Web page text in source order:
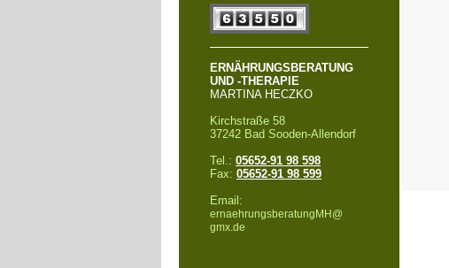
ERNÄHRUNGSBERATUNG
UND -THERAPIE
MARTINA HECZKO
Kirchstraße 58
37242 Bad Sooden-Allendorf
Tel.: 05652-91 98 598
Fax: 05652-91 98 599
Email:
ernaehrungsberatungMH@
gmx.de